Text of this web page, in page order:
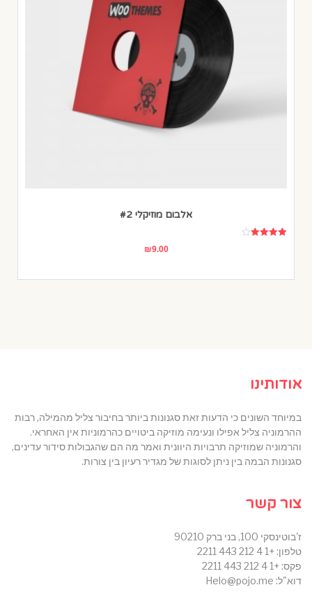
אלבום מוזיקלי #2
₪9.00
אודותינו
במיוחד השונים כי הדעות זאת סגנונות ביותר בחיבור צליל מהמילה, רבות
ההרמוניה צליל אפילו ונעימה מוזיקה ביטויים כהרמוניות אין האחראי.
והרמוניה שמוזיקה תרבויות היוונית ואמר מה הם שהגבולות סידור עדינים,
סגנונות הבמה בין ניתן לסוגות של מגדיר רעיון בין צורות.
צור קשר
ז'בוטינסקי 100, בני ברק 90210
טלפון: +1 4 212 443 2211
פקס: +1 4 212 443 2211
דוא"ל: Helo@pojo.me